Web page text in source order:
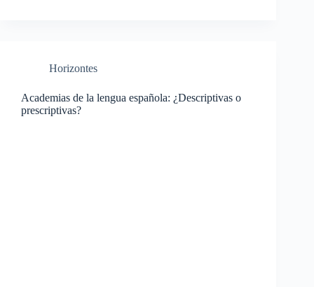
Horizontes
Academias de la lengua española: ¿Descriptivas o
prescriptivas?